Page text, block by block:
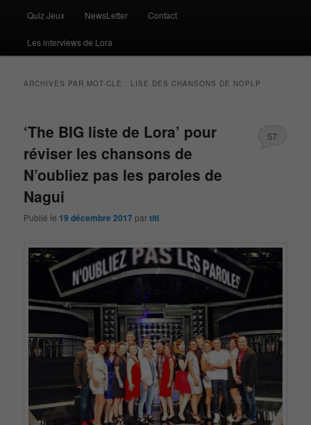
Quiz Jeux NewsLetter Contact
Les interviews de Lora
ARCHIVES PAR MOT-CLÉ : LISE DES CHANSONS DE NOPLP
‘The BIG liste de Lora’ pour
réviser les chansons de
N’oubliez pas les paroles de
Nagui
Publié le 19 décembre 2017 partiti
57